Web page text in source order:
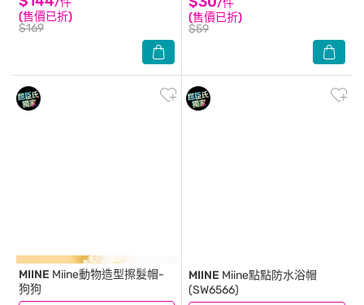
(售價已折)
$169
(售價已折)
$59
MIINE Miine動物造型擦髮帽-
狗狗
MIINE Miine點點防水浴帽
(SW6566)